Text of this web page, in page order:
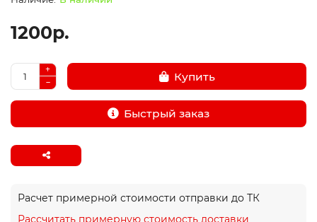
1200р.
Купить
Быстрый заказ
Расчет примерной стоимости отправки до ТК
Рассчитать примерную стоимость доставки